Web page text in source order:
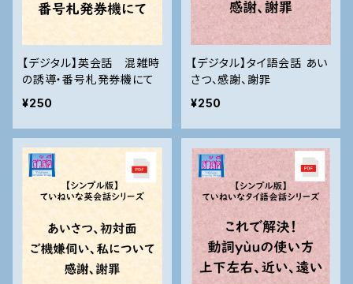
【デジタル】英会話 混雑時
の誘導・番号札発券機にて
¥250
【デジタル】タイ語会話 あい
さつ、感謝、謝罪
¥250